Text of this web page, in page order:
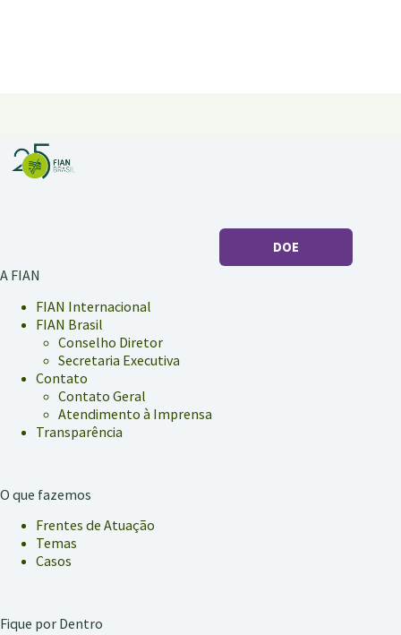
DOE
A FIAN
FIAN Internacional
FIAN Brasil
Conselho Diretor
Secretaria Executiva
Contato
Contato Geral
Atendimento à Imprensa
Transparência
O que fazemos
Frentes de Atuação
Temas
Casos
Fique por Dentro